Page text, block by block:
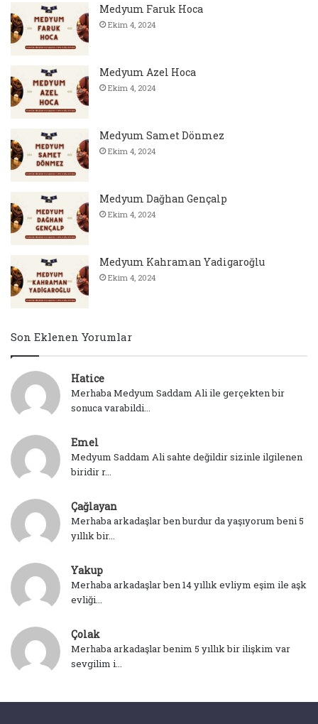
Medyum Faruk Hoca
Ekim 4, 2024
Medyum Azel Hoca
Ekim 4, 2024
Medyum Samet Dönmez
Ekim 4, 2024
Medyum Dağhan Gençalp
Ekim 4, 2024
Medyum Kahraman Yadigaroğlu
Ekim 4, 2024
Son Eklenen Yorumlar
Hatice
Merhaba Medyum Saddam Ali ile gerçekten bir
sonuca varabildi...
Emel
Medyum Saddam Ali sahte değildir sizinle ilgilenen
biridir r...
Çağlayan
Merhaba arkadaşlar ben burdur da yaşıyorum beni 5
yıllık bir...
Yakup
Merhaba arkadaşlar ben 14 yıllık evliym eşim ile aşk
evliği...
Çolak
Merhaba arkadaşlar benim 5 yıllık bir ilişkim var
sevgilim i...